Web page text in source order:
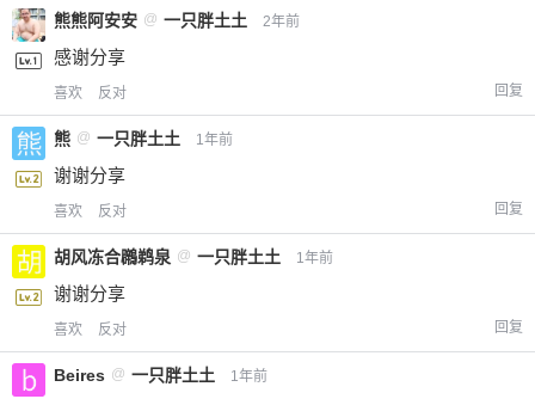
熊熊阿安安 @ 一只胖土土 2年前
感谢分享
喜欢 反对 回复
熊 @ 一只胖土土 1年前
谢谢分享
喜欢 反对 回复
胡风冻合鸊鹈泉 @ 一只胖土土 1年前
谢谢分享
喜欢 反对 回复
Beires @ 一只胖土土 1年前